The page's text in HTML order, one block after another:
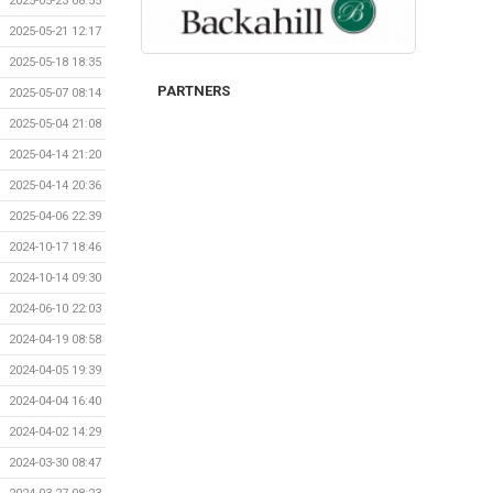
2025-05-21 12:17
2025-05-18 18:35
2025-05-07 08:14
2025-05-04 21:08
2025-04-14 21:20
2025-04-14 20:36
2025-04-06 22:39
2024-10-17 18:46
2024-10-14 09:30
2024-06-10 22:03
2024-04-19 08:58
2024-04-05 19:39
2024-04-04 16:40
2024-04-02 14:29
2024-03-30 08:47
PARTNERS